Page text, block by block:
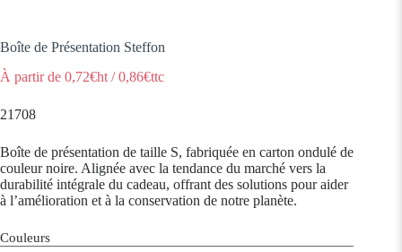
Boîte de Présentation Steffon
À partir de 0,72€ht /0,86€ttc
21708
Boîte de présentation de taille S, fabriquée en carton ondulé de
couleur noire. Alignée avec la tendance du marché vers la
durabilité intégrale du cadeau, offrant des solutions pour aider
à l’amélioration et à la conservation de notre planète.
Couleurs